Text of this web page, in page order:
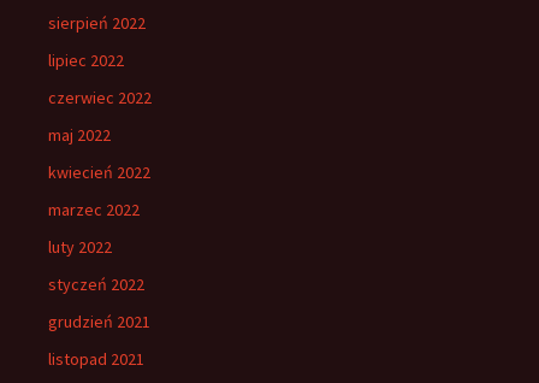
sierpień 2022
lipiec 2022
czerwiec 2022
maj 2022
kwiecień 2022
marzec 2022
luty 2022
styczeń 2022
grudzień 2021
listopad 2021